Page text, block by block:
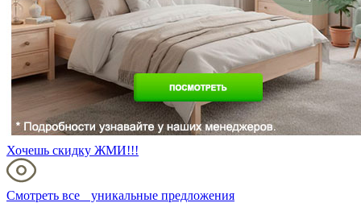
Хочешь скидку ЖМИ!!!
Смотреть все уникальные предложения